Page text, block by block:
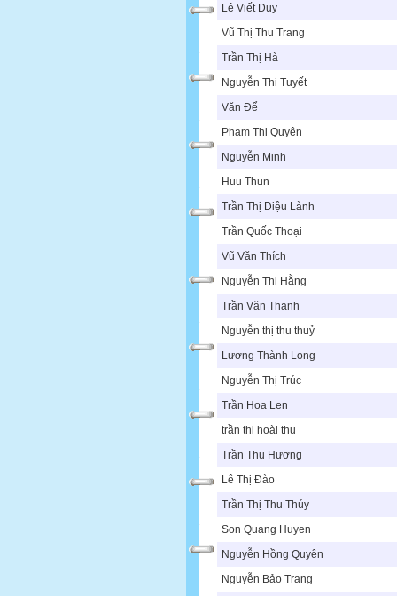
Lê Viết Duy
Vũ Thị Thu Trang
Trần Thị Hà
Nguyễn Thi Tuyết
Văn Để
Phạm Thị Quyên
Nguyễn Minh
Huu Thun
Trần Thị Diệu Lành
Trần Quốc Thoại
Vũ Văn Thích
Nguyễn Thị Hằng
Trần Văn Thanh
Nguyễn thị thu thuỷ
Lương Thành Long
Nguyễn Thị Trúc
Trần Hoa Len
trần thị hoài thu
Trần Thu Hương
Lê Thị Đào
Trần Thị Thu Thúy
Son Quang Huyen
Nguyễn Hồng Quyên
Nguyễn Bảo Trang